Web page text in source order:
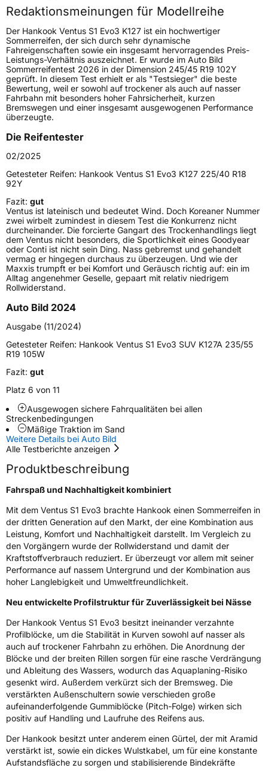
Höchstgeschwindigkeit
300 km/h
Lastindex98
Höchstlast750 kg
Gewicht (in kg)13,75 kg
Generelle Merkmale
Fahrzeugtyp
PKW
Verwendung
Modellname Ventus S1 Evo3 K127B
Fahrzeugart
Weitere Eigenschaften
SchlauchtypTL
ZustandNeureifen
VerstärktXL
EU Label
Nasshaftung
Rollgeräusch (Klasse)
Rollgeräusch (dB)73
FahrzeugklasseC1
3PMSF / Schneeflockensymbol / Alpine-Symbol
EisgripNein
EPREL ID
Allgemeine Produktsicherheit (GPSR)
Herstellerkontakt
D-63263 Neu-Isenburg Deutschland,
technik@hankookreifen.de
Redaktionsmeinungen für Modellreihe
Der Hankook Ventus S1 Evo3 K127 ist ein hochwertiger
Sommerreifen, der sich durch sehr dynamische
Fahreigenschaften sowie ein insgesamt hervorragendes Preis-
Leistungs-Verhältnis auszeichnet. Er wurde im Auto Bild
Sommerreifentest 2026 in der Dimension 245/45 R19 102Y
geprüft. In diesem Test erhielt er als "Testsieger" die beste
Bewertung, weil er sowohl auf trockener als auch auf nasser
Fahrbahn mit besonders hoher Fahrsicherheit, kurzen
Bremswegen und einer insgesamt ausgewogenen Performance
überzeugte.
Die Reifentester
02/2025
Getesteter Reifen: Hankook Ventus S1 Evo3 K127 225/40 R18
92Y
Fazit: gut
Ventus ist lateinisch und bedeutet Wind. Doch Koreaner Nummer
zwei wirbelt zumindest in diesem Test die Konkurrenz nicht
durcheinander. Die forcierte Gangart des Trockenhandlings liegt
dem Ventus nicht besonders, die Sportlichkeit eines Goodyear
oder Conti ist nicht sein Ding. Nass gebremst und gehandelt
vermag er hingegen durchaus zu überzeugen. Und wie der
Maxxis trumpft er bei Komfort und Geräusch richtig auf: ein im
Alltag angenehmer Geselle, gepaart mit relativ niedrigem
Rollwiderstand.
Auto Bild 2024
Ausgabe (11/2024)
Getesteter Reifen: Hankook Ventus S1 Evo3 SUV K127A 235/55
R19 105W
Fazit: gut
Platz 6 von 11
Ausgewogen sichere Fahrqualitäten bei allen
Streckenbedingungen
Mäßige Traktion im Sand
Weitere Details bei Auto Bild
Alle Testberichte anzeigen
Produktbeschreibung
Fahrspaß und Nachhaltigkeit kombiniert
Mit dem Ventus S1 Evo3 brachte Hankook einen Sommerreifen in
der dritten Generation auf den Markt, der eine Kombination aus
Leistung, Komfort und Nachhaltigkeit darstellt. Im Vergleich zu
den Vorgängern wurde der Rollwiderstand und damit der
Kraftstoffverbrauch reduziert. Er überzeugt vor allem mit seiner
Performance auf nassem Untergrund und der Kombination aus
hoher Langlebigkeit und Umweltfreundlichkeit.
Neu entwickelte Profilstruktur für Zuverlässigkeit bei Nässe
Der Hankook Ventus S1 Evo3 besitzt ineinander verzahnte
Profilblöcke, um die Stabilität in Kurven sowohl auf nasser als
auch auf trockener Fahrbahn zu erhöhen. Die Anordnung der
Blöcke und der breiten Rillen sorgen für eine rasche Verdrängung
und Ableitung des Wassers, wodurch das Aquaplaning-Risiko
gesenkt wird. Außerdem verkürzt sich der Bremsweg. Die
verstärkten Außenschultern sowie verschieden große
aufeinanderfolgende Gummiblöcke (Pitch-Folge) wirken sich
positiv auf Handling und Laufruhe des Reifens aus.
Der Hankook besitzt unter anderem einen Gürtel, der mit Aramid
verstärkt ist, sowie ein dickes Wulstkabel, um für eine konstante
Aufstandsfläche zu sorgen und stabilisierende Bindekräfte